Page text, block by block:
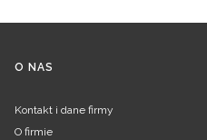
Linki w stopce
O NAS
Kontakt i dane firmy
O firmie